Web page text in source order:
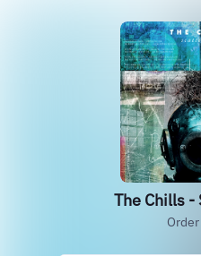
The Chills
Order